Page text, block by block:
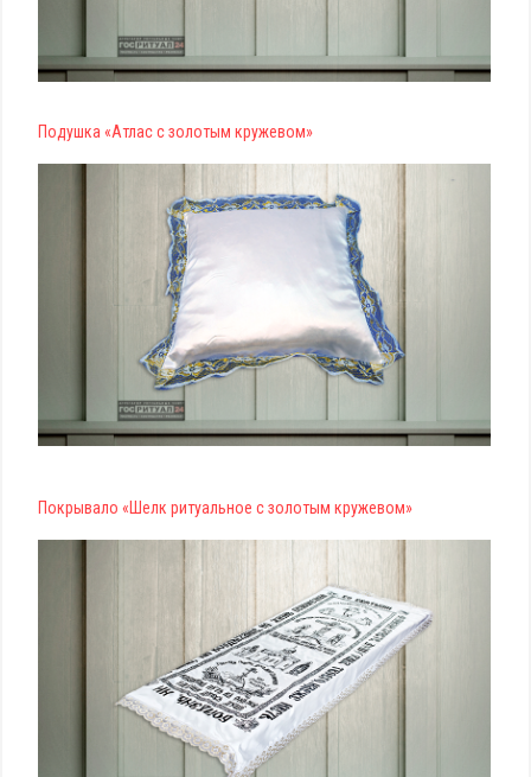
Подушка «Атлас с золотым кружевом»
Покрывало «Шелк ритуальное с золотым кружевом»